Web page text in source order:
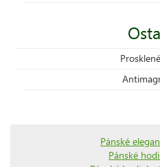
Pánské
Pánské